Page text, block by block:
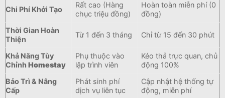
Chi Phí Khởi Tạo
Rất cao (Hàng
chục triệu đồng)
Hoàn toàn miễn phí (0
đồng)
Thời Gian Hoàn
Thiện
Từ 1 đến 3 tháng Chỉ từ 15 đến 30 phút
Khả Năng Tùy
Chỉnh Homestay
Phụ thuộc vào
lập trình viên
Kéo thả trực quan, chủ
động 100%
Bảo Trì & Nâng
Cấp
Phát sinh phí
dịch vụ liên tục
Cập nhật hệ thống tự
động, miễn phí